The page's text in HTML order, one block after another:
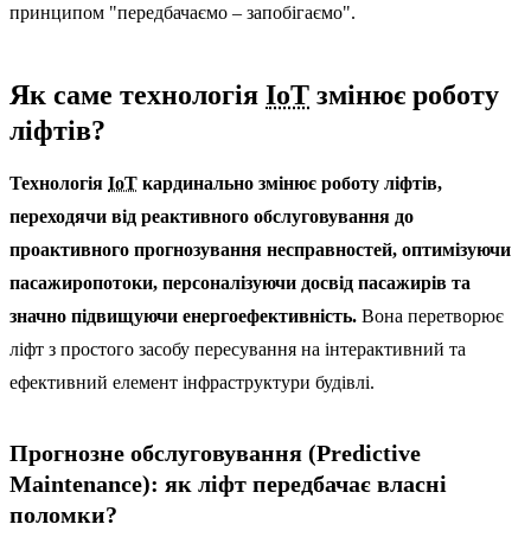
принципом "передбачаємо – запобігаємо".
Як саме технологія IoT змінює роботу
ліфтів?
Технологія IoT кардинально змінює роботу ліфтів,
переходячи від реактивного обслуговування до
проактивного прогнозування несправностей, оптимізуючи
пасажиропотоки, персоналізуючи досвід пасажирів та
значно підвищуючи енергоефективність. Вона перетворює
ліфт з простого засобу пересування на інтерактивний та
ефективний елемент інфраструктури будівлі.
Прогнозне обслуговування (Predictive
Maintenance): як ліфт передбачає власні
поломки?